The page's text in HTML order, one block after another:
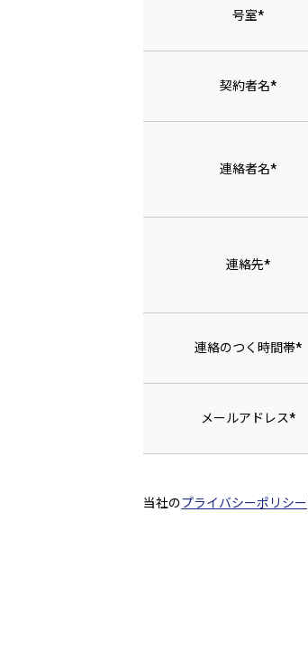
号室*
契約者名*
連絡者名*
連絡先*
連絡のつく時間帯*
メールアドレス*
当社のプライバシーポリシー